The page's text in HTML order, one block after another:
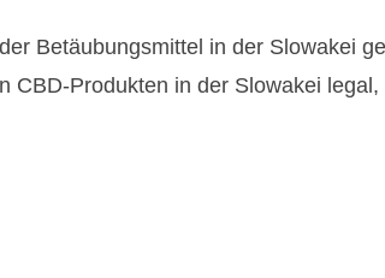
Betäubungsmittel in der Slowakei
Produkten in der Slowakei